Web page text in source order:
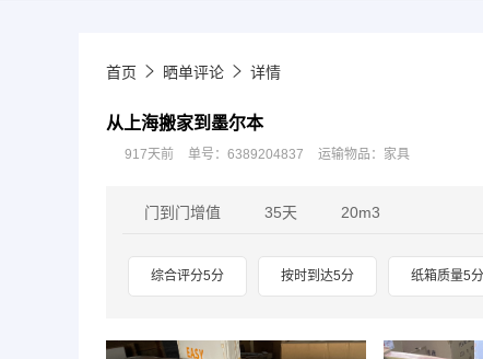
首页 晒单评论 详情
从上海搬家到墨尔本
917天前 单号：6389204837 运输物品：家具
门到门增值 35天 20m3
综合评分5分 按时到达5分 纸箱质量5分